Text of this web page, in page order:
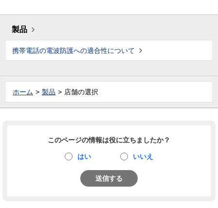
製品
携帯電話の電波防護への適合性について
ホーム 製品 店舗の選択
このページの情報は役に立ちましたか？
はい いいえ
送信する